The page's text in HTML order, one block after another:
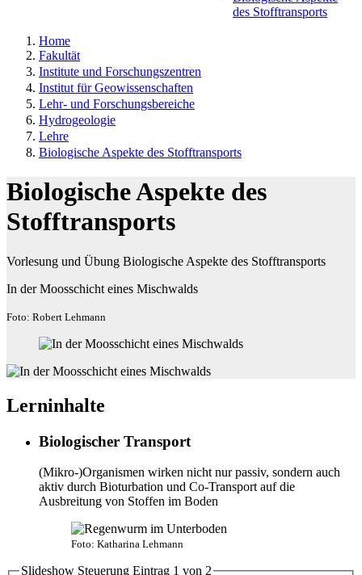
des Stofftransports
Home
Fakultät
Institute und Forschungszentren
Institut für Geowissenschaften
Lehr- und Forschungsbereiche
Hydrogeologie
Lehre
Biologische Aspekte des Stofftransports
Biologische Aspekte des
Stofftransports
Vorlesung und Übung Biologische Aspekte des Stofftransports
In der Moosschicht eines Mischwalds
Foto: Robert Lehmann
Lerninhalte
Biologischer Transport
(Mikro-)Organismen wirken nicht nur passiv, sondern auch
aktiv durch Bioturbation und Co-Transport auf die
Ausbreitung von Stoffen im Boden
Foto: Katharina Lehmann
Slideshow Steuerung Eintrag 1 von 2